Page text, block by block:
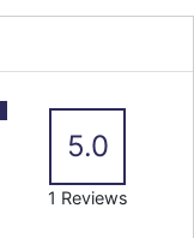
5.0
1 Reviews